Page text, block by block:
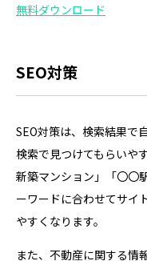
無料ダウンロード
SEO対策
SEO対策は、検索結果で
検索で見つけてもらいや
新築マンション」「〇〇
ーワードに合わせてサイ
やすくなります。
また、不動産に関する情